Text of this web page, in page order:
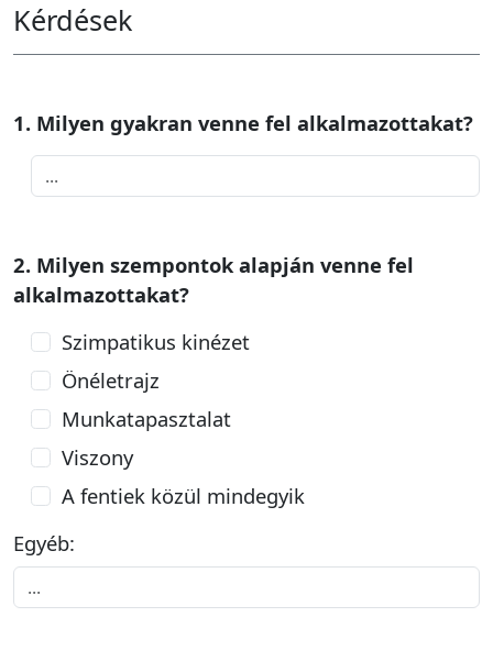
Kérdések
1. Milyen gyakran venne fel alkalmazottakat?
2. Milyen szempontok alapján venne fel
alkalmazottakat?
Szimpatikus kinézet
Önéletrajz
Munkatapasztalat
Viszony
A fentiek közül mindegyik
Egyéb: